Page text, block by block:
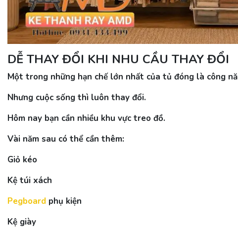
DỄ THAY ĐỔI KHI NHU CẦU THAY ĐỔI
Một trong những hạn chế lớn nhất của tủ đóng là công
Nhưng cuộc sống thì luôn thay đổi.
Hôm nay bạn cần nhiều khu vực treo đồ.
Vài năm sau có thể cần thêm:
Giỏ kéo
Kệ túi xách
Pegboard phụ kiện
Kệ giày